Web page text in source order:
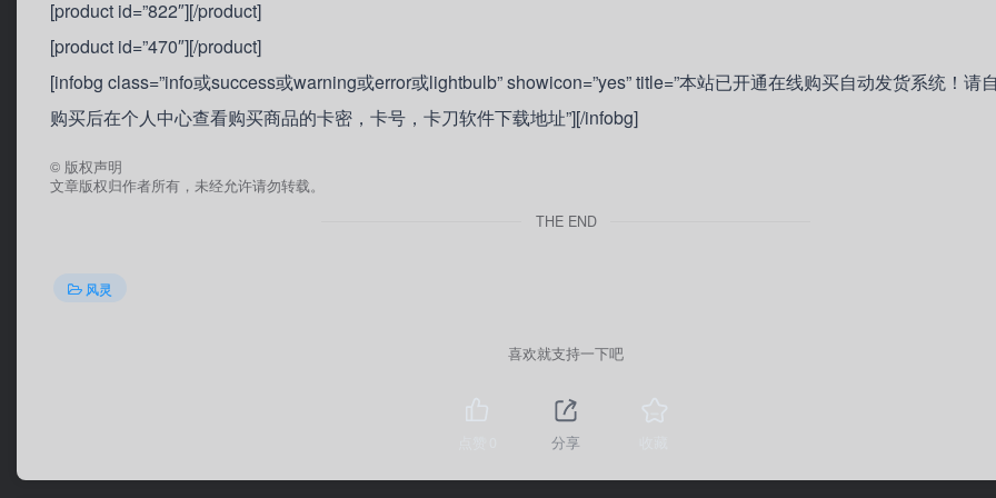
[product id=”822″][/product]
[product id=”470″][/product]
[infobg class=”info或success或warning或error或lightbulb” showicon=”yes” title=”本站已开通在线购买自动发货系统！请
购买后在个人中心查看购买商品的卡密，卡号，卡刀软件下载地址”][/infobg]
© 版权声明
文章版权归作者所有，未经允许请勿转载。
THE END
风灵
喜欢就支持一下吧
分享